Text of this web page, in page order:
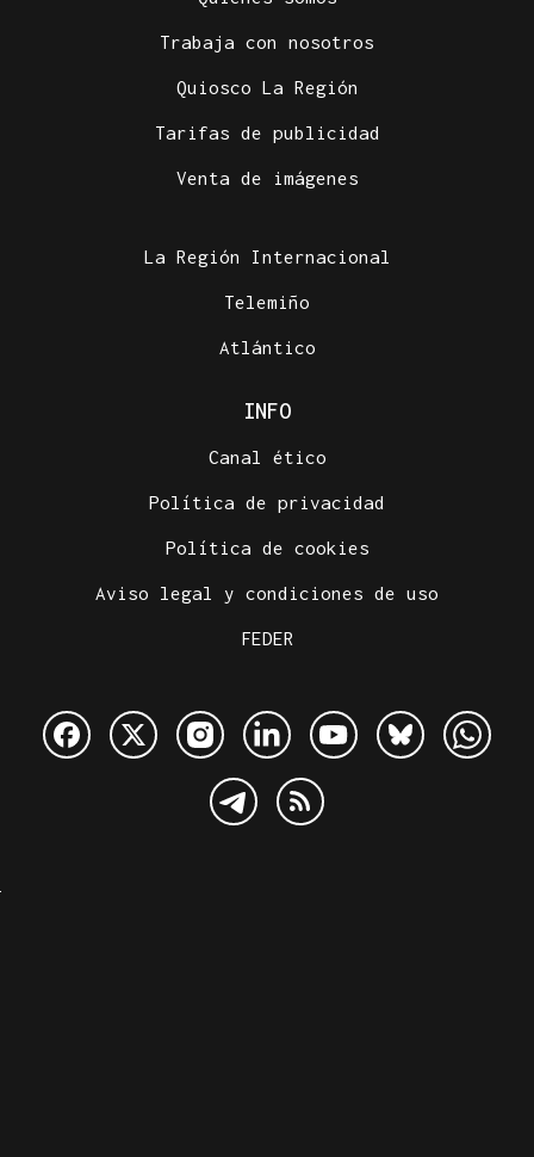
Trabaja con nosotros
Quiosco La Región
Tarifas de publicidad
Venta de imágenes
La Región Internacional
Telemiño
Atlántico
INFO
Canal ético
Política de privacidad
Política de cookies
Aviso legal y condiciones de uso
FEDER